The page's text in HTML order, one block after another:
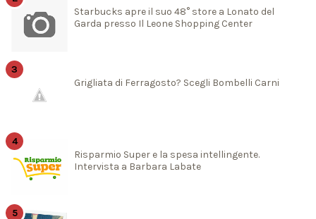
Starbucks apre il suo 48° store a Lonato del
Garda presso Il Leone Shopping Center
Grigliata di Ferragosto? Scegli Bombelli Carni
Risparmio Super e la spesa intellingente.
Intervista a Barbara Labate